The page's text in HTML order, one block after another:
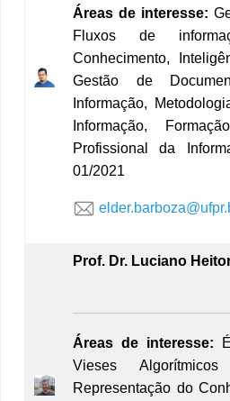
Áreas de interesse:
Fluxos de
Conhecimento,
Gestão de
Informação,
Informação,
Profissional da
01/2021
Prof. Dr. Luciano
Áreas de interesse:
Vieses
Representação do